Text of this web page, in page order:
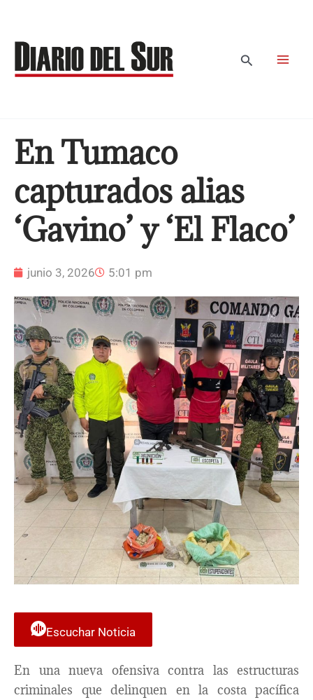
contenido
Buscar
En Tumaco
capturados alias
‘Gavino’ y ‘El Flaco’
junio 3, 2026 5:01 pm
Escuchar Noticia
En una nueva ofensiva contra las estructuras
criminales que delinquen en la costa pacífica